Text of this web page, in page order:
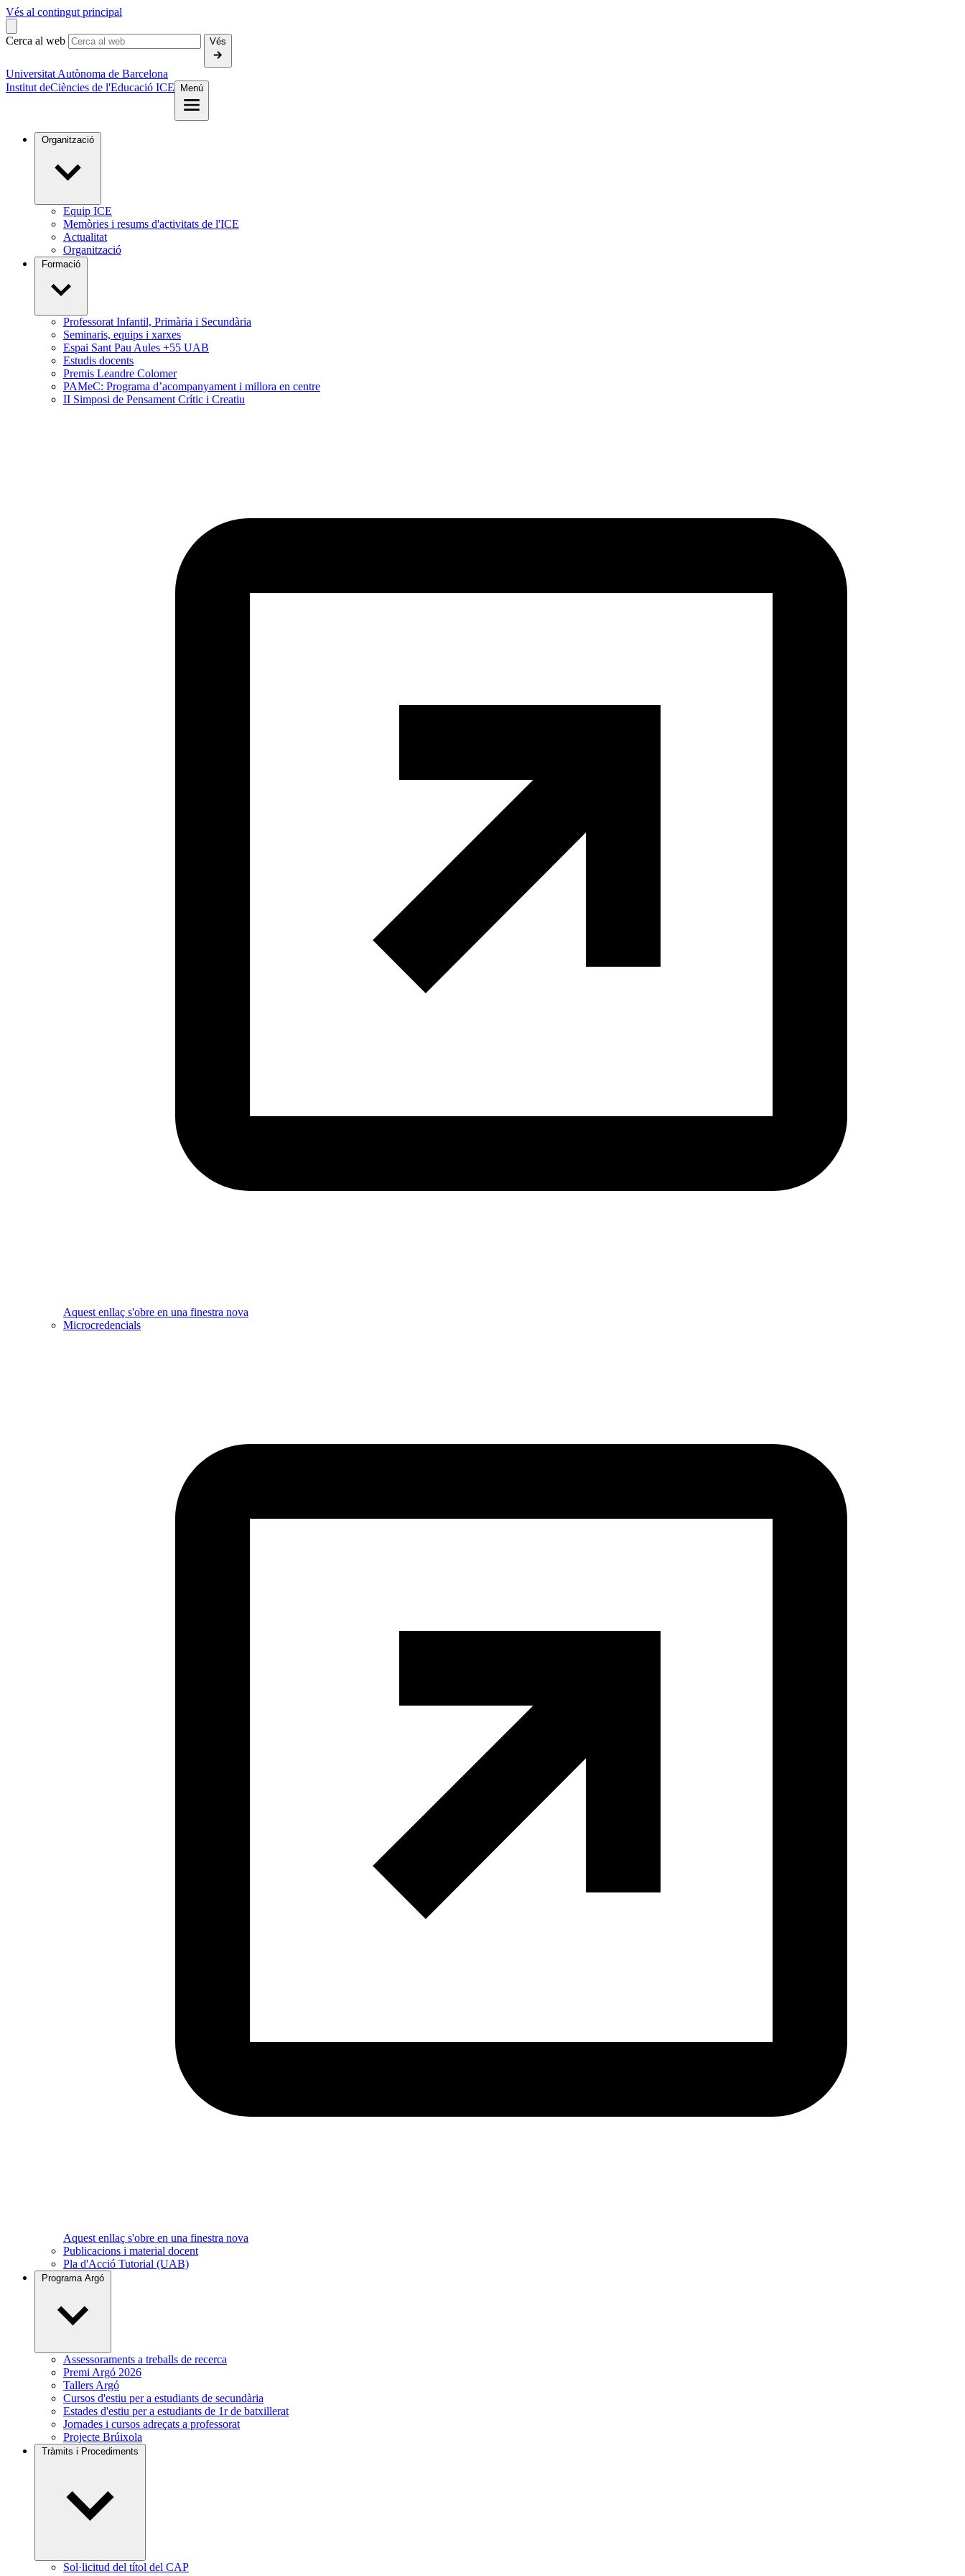
Vés al contingut principal
Cerca al web Vés
Universitat Autònoma de Barcelona
Institut deCiències de l'Educació ICE Menú
Organització
Equip ICE
Memòries i resums d'activitats de l'ICE
Actualitat
Organització
Formació
Professorat Infantil, Primària i Secundària
Seminaris, equips i xarxes
Espai Sant Pau Aules +55 UAB
Estudis docents
Premis Leandre Colomer
PAMeC: Programa d’acompanyament i millora en centre
II Simposi de Pensament Crític i Creatiu
Aquest enllaç s'obre en una finestra nova
Microcredencials
Aquest enllaç s'obre en una finestra nova
Publicacions i material docent
Pla d'Acció Tutorial (UAB)
Programa Argó
Assessoraments a treballs de recerca
Premi Argó 2026
Tallers Argó
Cursos d'estiu per a estudiants de secundària
Estades d'estiu per a estudiants de 1r de batxillerat
Jornades i cursos adreçats a professorat
Projecte Brúixola
Tràmits i Procediments
Sol·licitud del títol del CAP